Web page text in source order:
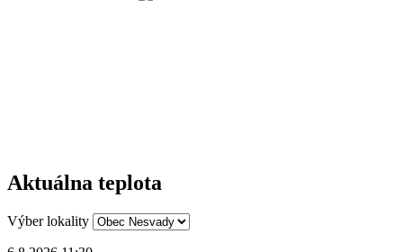
Aktuálna teplota
Výber lokality